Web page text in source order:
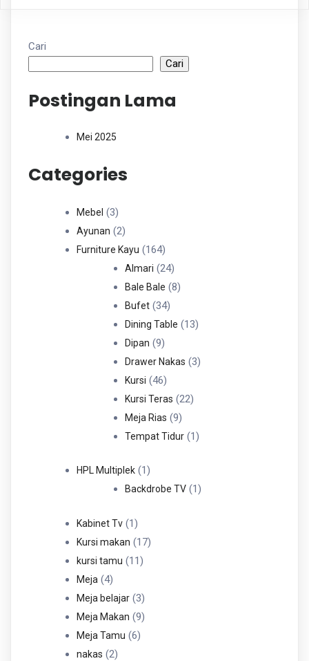
Cari
Cari
Postingan Lama
Mei 2025
Categories
Mebel 33
Produk
Ayunan 22
Produk
Furniture Kayu 164164
Produk
Almari 2424
Produk
Bale Bale 88
Bufet 3434
Produk
Dining Table 1313
Dipan 99
Produk
Drawer Nakas 33
Kursi 4646
Produk
Kursi Teras 2222
Meja Rias 99
Produk
Tempat Tidur 11
HPL Multiplek 11
Produk
Backdrobe TV 11
Kabinet Tv 11
Produk
Kursi makan 1717
kursi tamu 1111
Meja 44
Produk
Meja belajar 33
Produk
Meja Makan 99
Meja Tamu 66
nakas 22